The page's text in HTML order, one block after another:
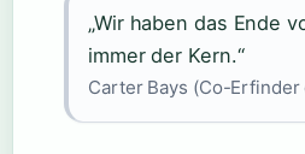
„Wir haben das Ende
immer der Kern.“
Carter Bays (Co-